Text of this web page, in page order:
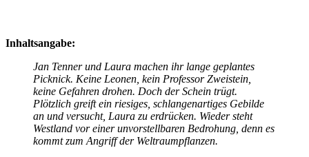
Inhaltsangabe:
Jan Tenner und Laura machen ihr lange geplantes
Picknick. Keine Leonen, kein Professor Zweistein,
keine Gefahren drohen. Doch der Schein trügt.
Plötzlich greift ein riesiges, schlangenartiges Gebilde
an und versucht, Laura zu erdrücken. Wieder steht
Westland vor einer unvorstellbaren Bedrohung, denn es
kommt zum Angriff der Weltraumpflanzen.